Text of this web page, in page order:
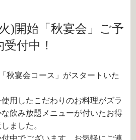
)開始「秋宴会」ご予
受付中！
秋宴会コース」がスタートいた
用したこだわりのお料理がズラ
飲み放題メニューが付いたお得
ました。
中でございます。お気軽にご連